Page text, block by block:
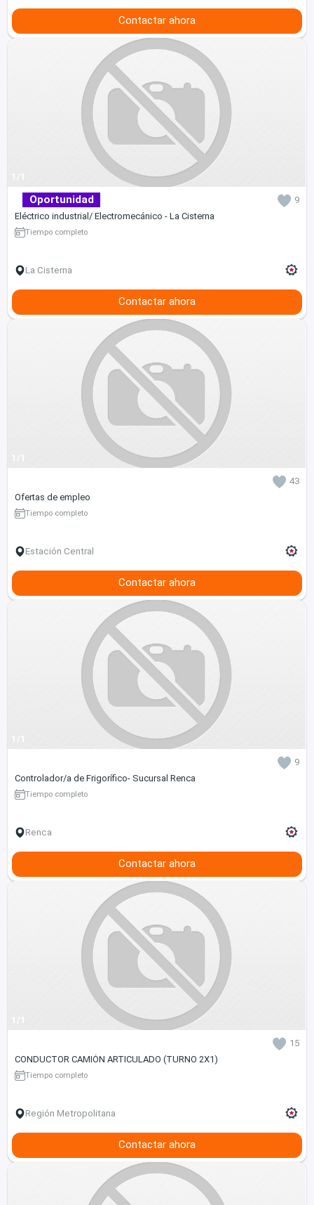
Contactar ahora
1/1
Oportunidad
9
Eléctrico industrial/ Electromecánico - La Cisterna
Tiempo completo
La Cisterna
Contactar ahora
1/1
43
Ofertas de empleo
Tiempo completo
Estación Central
Contactar ahora
1/1
9
Controlador/a de Frigorífico- Sucursal Renca
Tiempo completo
Renca
Contactar ahora
1/1
15
CONDUCTOR CAMIÓN ARTICULADO (TURNO 2X1)
Tiempo completo
Región Metropolitana
Contactar ahora